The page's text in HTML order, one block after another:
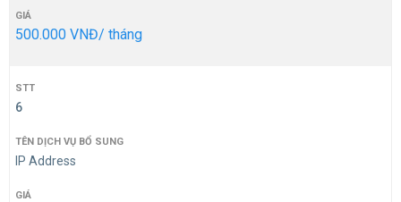
500.000 VNĐ/ tháng
6
IP Address